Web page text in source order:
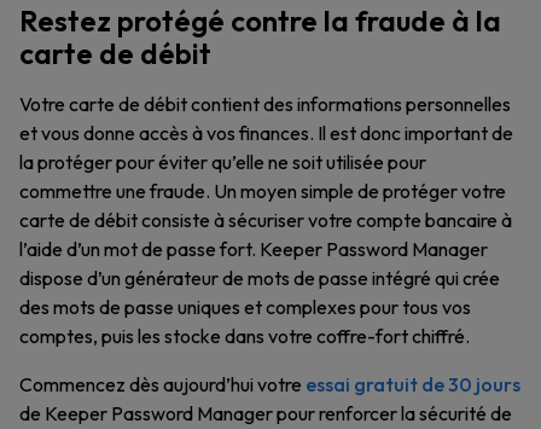
Restez protégé contre la fraude à la
carte de débit
Votre carte de débit contient des informations personnelles
et vous donne accès à vos finances. Il est donc important de
la protéger pour éviter qu’elle ne soit utilisée pour
commettre une fraude. Un moyen simple de protéger votre
carte de débit consiste à sécuriser votre compte bancaire à
l’aide d’un mot de passe fort. Keeper Password Manager
dispose d’un générateur de mots de passe intégré qui crée
des mots de passe uniques et complexes pour tous vos
comptes, puis les stocke dans votre coffre-fort chiffré.
Commencez dès aujourd’hui votre essai gratuit de 30 jours
de Keeper Password Manager pour renforcer la sécurité de